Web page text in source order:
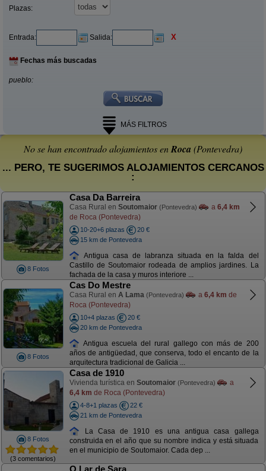
Plazas:
Entrada: Salida: X
Fechas más buscadas
pueblo:
MÁS FILTROS
No se han encontrado alojamientos enRoca (Pontevedra)
... PERO, TE SUGERIMOS ALOJAMIENTOS CERCANOS
:
8 Fotos
Casa Da Barreira
Casa Rural en Soutomaior (Pontevedra) a 6,4 km
de Roca (Pontevedra)
10-20+6 plazas
20 €
15 km de Pontevedra
Antigua casa de labranza situada en la falda del
Castillo de Soutomaior rodeada de amplios jardines. La
fachada de la casa y muros interiore ...
8 Fotos
Cas Do Mestre
Casa Rural en A Lama (Pontevedra) a 6,4 km de
Roca (Pontevedra)
10+4 plazas
20 €
20 km de Pontevedra
Antigua escuela del rural gallego con más de 200
años de antigüedad, que conserva, todo el encanto de la
arquitectura tradicional de Galicia ...
8 Fotos
(3 comentarios)
Casa de 1910
Vivienda turística en Soutomaior (Pontevedra)
a
6,4 km de Roca (Pontevedra)
4-8+1 plazas
22 €
21 km de Pontevedra
La Casa de 1910 es una antigua casa gallega
construida en el año que su nombre indica y está situada
en el municipio de Soutomaior. Cada dep ...
O Lar de Sara